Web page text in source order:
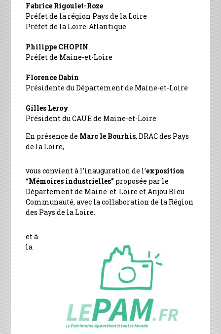
Fabrice Rigoulet-Roze
Préfet de la région Pays de la Loire
Préfet de la Loire-Atlantique
Philippe CHOPIN
Préfet de Maine-et-Loire
Florence Dabin
Présidente du Département de Maine-et-Loire
Gilles Leroy
Président du CAUE de Maine-et-Loire
En présence de Marc le Bourhis, DRAC des Pays
de la Loire,
vous convient à l’inauguration de l’exposition
“Mémoires industrielles” proposée par le
Département de Maine-et-Loire et Anjou Bleu
Communauté, avec la collaboration de la Région
des Pays de la Loire.
et à
la